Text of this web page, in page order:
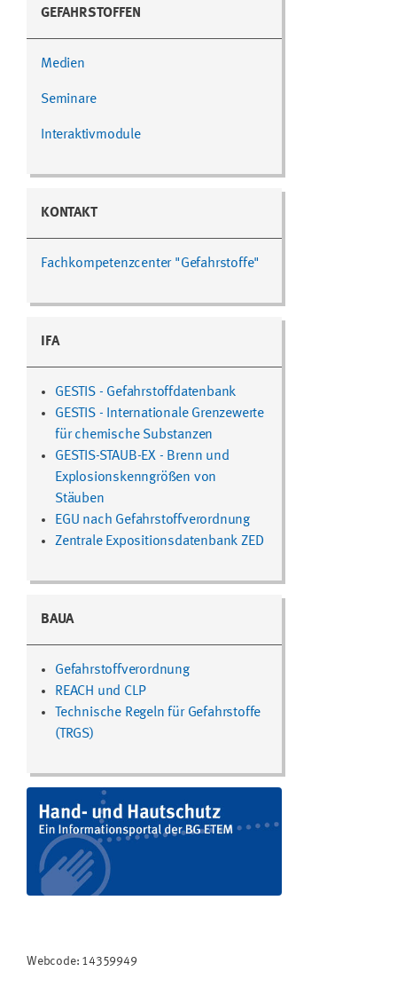
GEFAHRSTOFFEN
Medien
Seminare
Interaktivmodule
KONTAKT
Fachkompetenzcenter "Gefahrstoffe"
IFA
GESTIS - Gefahrstoffdatenbank
GESTIS - Internationale Grenzewerte
für chemische Substanzen
GESTIS-STAUB-EX - Brenn und
Explosionskenngrößen von
Stäuben
EGU nach Gefahrstoffverordnung
Zentrale Expositionsdatenbank ZED
BAUA
Gefahrstoffverordnung
REACH und CLP
Technische Regeln für Gefahrstoffe
(TRGS)
Webcode: 14359949